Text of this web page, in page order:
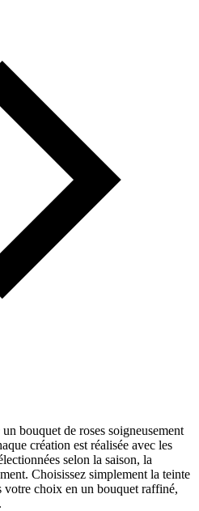
bouquet de roses soigneusement
création est réalisée avec les
selon la saison, la
Choisissez simplement la teinte
choix en un bouquet raffiné,